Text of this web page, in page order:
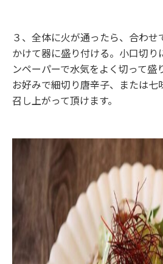
３、全体に火が通ったら、合わせ
かけて器に盛り付ける。小口切り
ンペーパーで水気をよく切って盛
お好みで細切り唐辛子、または七
召し上がって頂けます。